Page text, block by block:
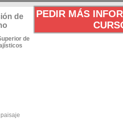
PEDIR MÁS
de
de